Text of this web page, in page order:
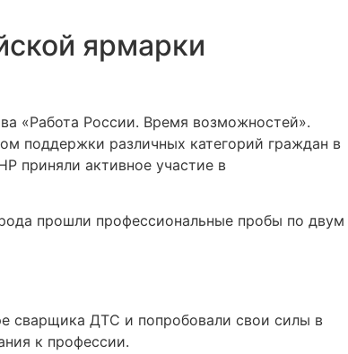
ярмарки
«Работа России. Время возможностей».
поддержки различных категорий граждан в
приняли активное участие в
прошли профессиональные пробы по двум
сварщика ДТС и попробовали свои силы в
к профессии.